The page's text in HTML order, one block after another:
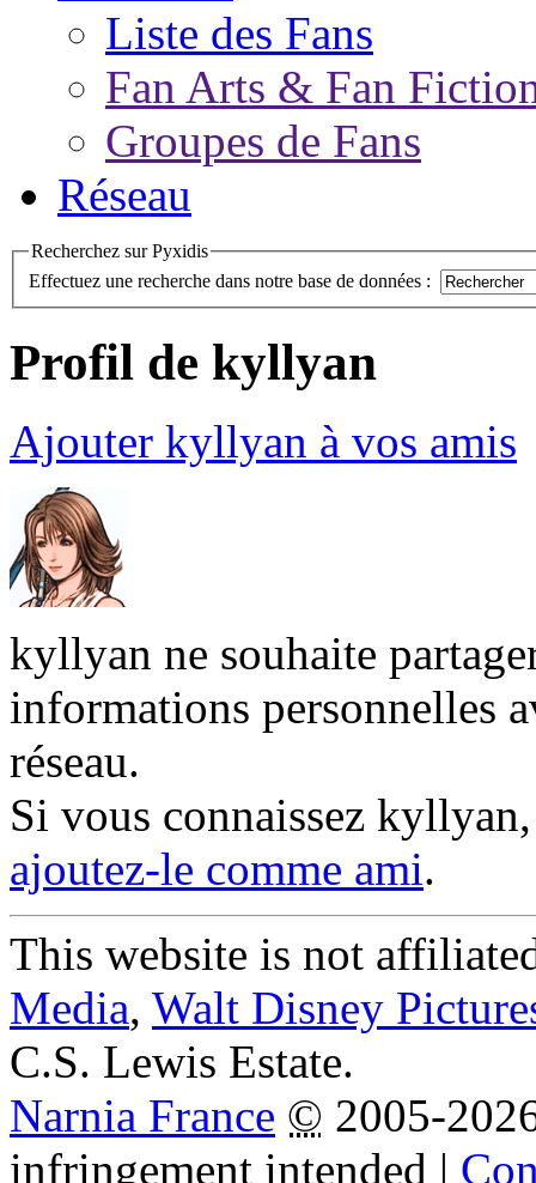
Liste des Fans
Fan Arts & Fan
Groupes de Fans
Réseau
Recherchez sur Pyxidis
Effectuez une recherche dans notre base de données :
Profil de kyllyan
Ajouter kyllyan à vos amis
kyllyan ne souhaite
informations personnelles
réseau.
Si vous connaissez
ajoutez-le comme ami.
This website is not
Media, Walt Disney
C.S. Lewis Estate.
Narnia France © 2005-
infringement intended |